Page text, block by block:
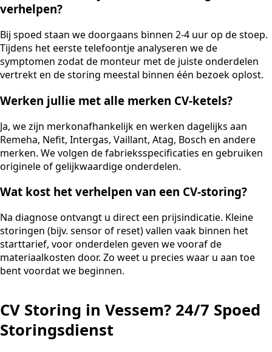
verhelpen?
Bij spoed staan we doorgaans binnen 2-4 uur op de stoep.
Tijdens het eerste telefoontje analyseren we de
symptomen zodat de monteur met de juiste onderdelen
vertrekt en de storing meestal binnen één bezoek oplost.
Werken jullie met alle merken CV-ketels?
Ja, we zijn merkonafhankelijk en werken dagelijks aan
Remeha, Nefit, Intergas, Vaillant, Atag, Bosch en andere
merken. We volgen de fabrieksspecificaties en gebruiken
originele of gelijkwaardige onderdelen.
Wat kost het verhelpen van een CV-storing?
Na diagnose ontvangt u direct een prijsindicatie. Kleine
storingen (bijv. sensor of reset) vallen vaak binnen het
starttarief, voor onderdelen geven we vooraf de
materiaalkosten door. Zo weet u precies waar u aan toe
bent voordat we beginnen.
CV Storing in Vessem? 24/7 Spoed
Storingsdienst